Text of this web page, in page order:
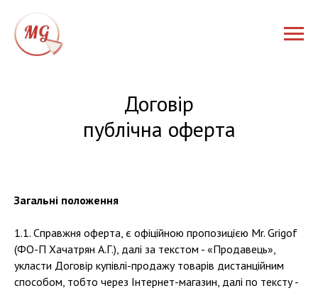
Договір
публічна оферта
Загальні положення
1.1. Справжня оферта, є офіційною пропозицією Mr. Grigof
(ФО-П Хачатрян А.Г.), далі за текстом - «Продавець»,
укласти Договір купівлі-продажу товарів дистанційним
способом, тобто через Інтернет-магазин, далі по тексту -